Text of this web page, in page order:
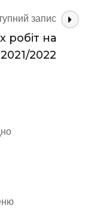
запис
робіт на
2021/2022